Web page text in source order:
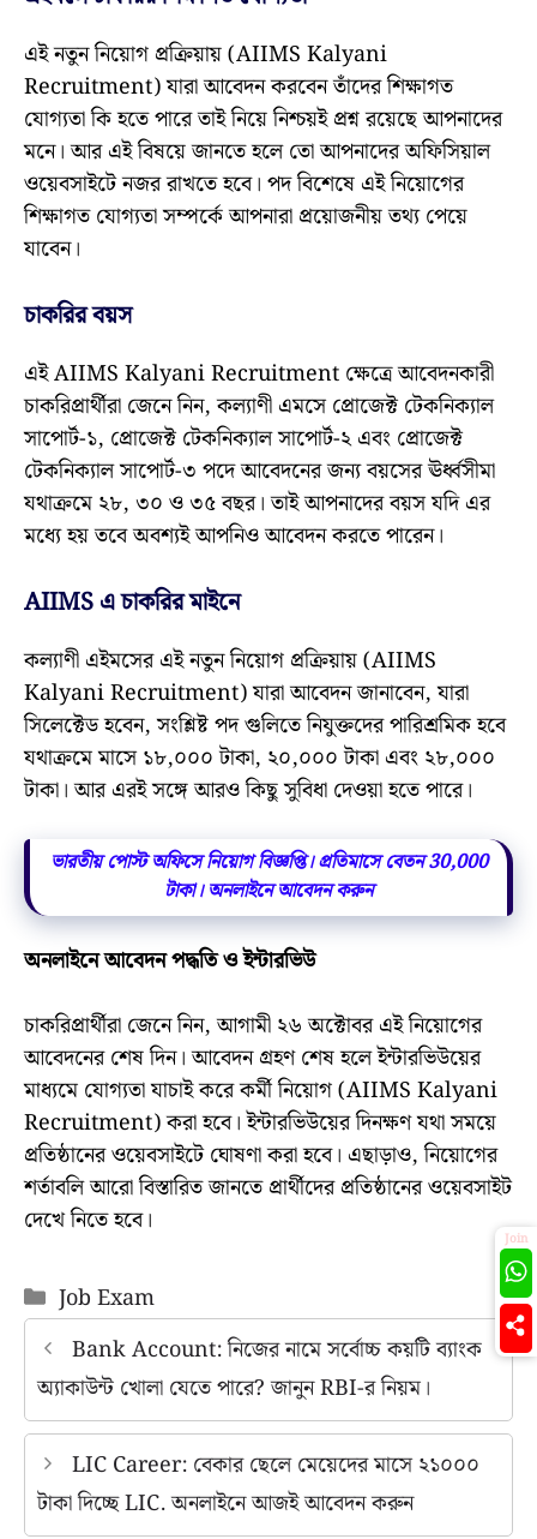
এই নতুন নিয়োগ প্রক্রিয়ায় (AIIMS Kalyani
Recruitment) যারা আবেদন করবেন তাঁদের শিক্ষাগত
যোগ্যতা কি হতে পারে তাই নিয়ে নিশ্চয়ই প্রশ্ন রয়েছে আপনাদের
মনে। আর এই বিষয়ে জানতে হলে তো আপনাদের অফিসিয়াল
ওয়েবসাইটে নজর রাখতে হবে। পদ বিশেষে এই নিয়োগের
শিক্ষাগত যোগ্যতা সম্পর্কে আপনারা প্রয়োজনীয় তথ্য পেয়ে
যাবেন।
চাকরির বয়স
এই AIIMS Kalyani Recruitment ক্ষেত্রে আবেদনকারী
চাকরিপ্রার্থীরা জেনে নিন, কল্যাণী এমসে প্রোজেক্ট টেকনিক্যাল
সাপোর্ট-১, প্রোজেক্ট টেকনিক্যাল সাপোর্ট-২ এবং প্রোজেক্ট
টেকনিক্যাল সাপোর্ট-৩ পদে আবেদনের জন্য বয়সের ঊর্ধ্বসীমা
যথাক্রমে ২৮, ৩০ ও ৩৫ বছর। তাই আপনাদের বয়স যদি এর
মধ্যে হয় তবে অবশ্যই আপনিও আবেদন করতে পারেন।
AIIMS এ চাকরির মাইনে
কল্যাণী এইমসের এই নতুন নিয়োগ প্রক্রিয়ায় (AIIMS
Kalyani Recruitment) যারা আবেদন জানাবেন, যারা
সিলেক্টেড হবেন, সংশ্লিষ্ট পদ গুলিতে নিযুক্তদের পারিশ্রমিক হবে
যথাক্রমে মাসে ১৮,০০০ টাকা, ২০,০০০ টাকা এবং ২৮,০০০
টাকা। আর এরই সঙ্গে আরও কিছু সুবিধা দেওয়া হতে পারে।
ভারতীয় পোস্ট অফিসে নিয়োগ বিজ্ঞপ্তি। প্রতিমাসে বেতন 30,000
টাকা। অনলাইনে আবেদন করুন
অনলাইনে আবেদন পদ্ধতি ও ইন্টারভিউ
চাকরিপ্রার্থীরা জেনে নিন, আগামী ২৬ অক্টোবর এই নিয়োগের
আবেদনের শেষ দিন। আবেদন গ্রহণ শেষ হলে ইন্টারভিউয়ের
মাধ্যমে যোগ্যতা যাচাই করে কর্মী নিয়োগ (AIIMS Kalyani
Recruitment) করা হবে। ইন্টারভিউয়ের দিনক্ষণ যথা সময়ে
প্রতিষ্ঠানের ওয়েবসাইটে ঘোষণা করা হবে। এছাড়াও, নিয়োগের
শর্তাবলি আরো বিস্তারিত জানতে প্রার্থীদের প্রতিষ্ঠানের ওয়েবসাইট
দেখে নিতে হবে।
Categories
Job Exam
Bank Account: নিজের নামে সর্বোচ্চ কয়টি ব্যাংক
অ্যাকাউন্ট খোলা যেতে পারে? জানুন RBI-র নিয়ম।
LIC Career: বেকার ছেলে মেয়েদের মাসে ২১০০০
টাকা দিচ্ছে LIC. অনলাইনে আজই আবেদন করুন
Join